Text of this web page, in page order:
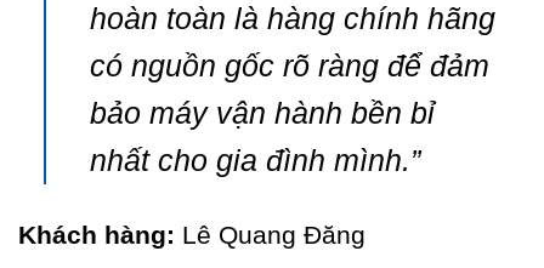
hoàn toàn là hàng chính hãng
có nguồn gốc rõ ràng để đảm
bảo máy vận hành bền bỉ
nhất cho gia đình mình.”
Khách hàng: Lê Quang Đăng